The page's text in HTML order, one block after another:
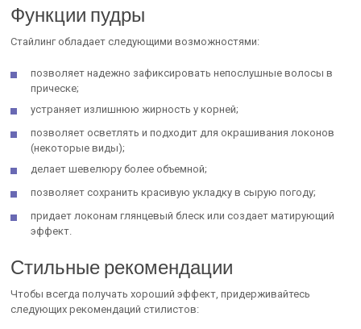
Функции пудры
Стайлинг обладает следующими возможностями:
позволяет надежно зафиксировать непослушные волосы в
прическе;
устраняет излишнюю жирность у корней;
позволяет осветлять и подходит для окрашивания локонов
(некоторые виды);
делает шевелюру более объемной;
позволяет сохранить красивую укладку в сырую погоду;
придает локонам глянцевый блеск или создает матирующий
эффект.
Стильные рекомендации
Чтобы всегда получать хороший эффект, придерживайтесь
следующих рекомендаций стилистов: